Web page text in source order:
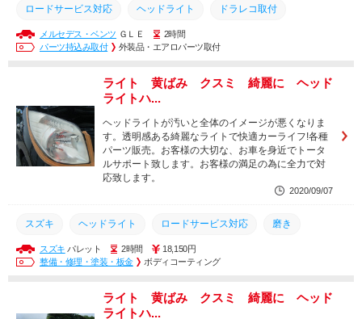
ロードサービス対応 ヘッドライト ドラレコ取付
エンジンオイル ETC ナビゲーション
ドラレコ 安い 持込 持ち込み 土日営業
取り付け 取付 整備 交換
メルセデス・ベンツ ＧＬＥ
2時間
パーツ持込み取付
外装品・エアロパーツ取付
ライト 黄ばみ クスミ 綺麗に ヘッド
ライトハ...
ヘッドライトが汚いと全体のイメージが悪くなりま
す。透明感ある綺麗なライトで快適カーライフ!各種
パーツ販売。お客様の大切な、お車を身近でトータ
ルサポート致します。お客様の満足の為に全力で対
応致します。
2020/09/07
スズキ ヘッドライト ロードサービス対応 磨き
ドラレコ取付 エンジンオイル
エンジンオイル交換 ドラレコ コーティング オイル交換
スズキ パレット 2時間
18,150円
整備・修理・塗装・板金
ボディコーティング
ライト 黄ばみ クスミ 綺麗に ヘッド
ライトハ...